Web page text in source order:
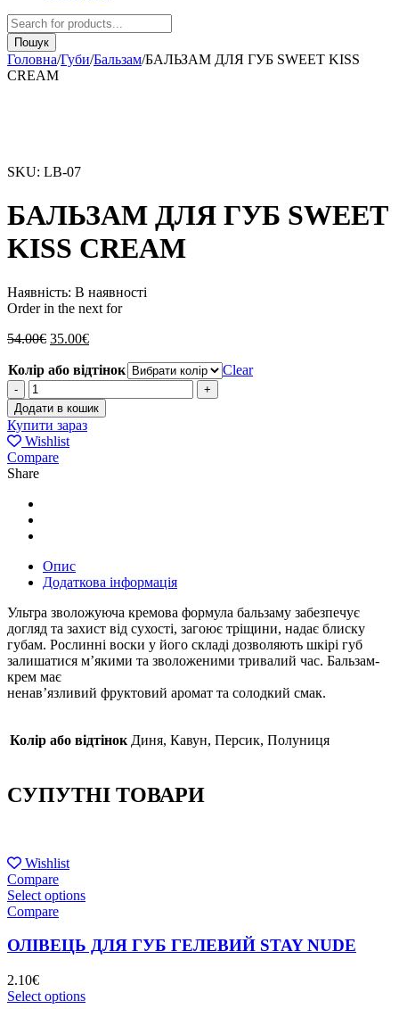
Головна/Губи/Бальзам/БАЛЬЗАМ ДЛЯ ГУБ SWEET KISS
CREAM
SKU: LB-07
БАЛЬЗАМ ДЛЯ ГУБ SWEET
KISS CREAM
Наявність: В наявності
Order in the next for
54.00€ 35.00€
Колір або відтінок
Clear
БАЛЬЗАМ
ДЛЯ
ГУБ
SWEET
KISS
CREAM
Кількість
Додати в кошик
Купити зараз
Wishlist
Compare
Share
Опис
Додаткова інформація
Ультра зволожуюча кремова формула бальзаму забезпечує
догляд та захист від сухості, загоює тріщини, надає блиску
губам. Рослинні воски у його складі дозволяють шкірі губ
залишатися м’якими та зволоженими тривалий час. Бальзам-
крем має
ненав’язливий фруктовий аромат та солодкий смак.
Колір або відтінок Диня, Кавун, Персик, Полуниця
СУПУТНІ ТОВАРИ
Wishlist
Compare
Select options
Compare
ОЛІВЕЦЬ ДЛЯ ГУБ ГЕЛЕВИЙ STAY NUDE
2.10€
Select options